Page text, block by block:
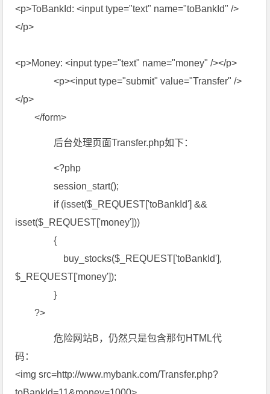
<p>ToBankId: <input type="text" name="toBankId" />
</p>
<p>Money: <input type="text" name="money" /></p>
<p><input type="submit" value="Transfer" />
</p>
</form>
后台处理页面Transfer.php如下：
<?php
session_start();
if (isset($_REQUEST['toBankId'] &&
isset($_REQUEST['money']))
{
buy_stocks($_REQUEST['toBankId'],
$_REQUEST['money']);
}
?>
危险网站B，仍然只是包含那句HTML代
码：
<img src=http://www.mybank.com/Transfer.php?